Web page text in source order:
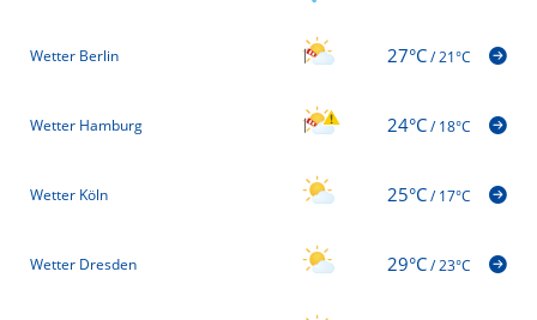
Wetter Berlin 27°C/21°C
Wetter Hamburg 24°C/18°C
Wetter Köln 25°C/17°C
Wetter Dresden 29°C/23°C